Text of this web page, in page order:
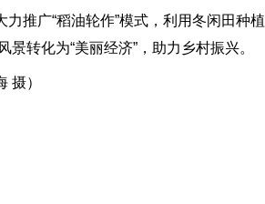
推广“稻油轮作”模式，利用冬闲田种
景转化为“美丽经济”，助力乡村振兴。
）